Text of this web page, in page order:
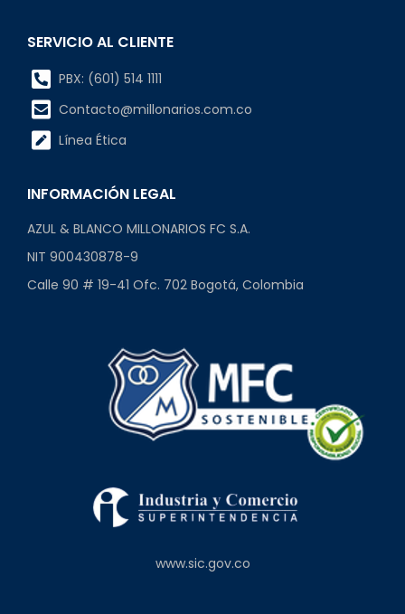
SERVICIO AL CLIENTE
PBX: (601) 514 1111
Contacto@millonarios.com.co
Línea Ética
INFORMACIÓN LEGAL
AZUL & BLANCO MILLONARIOS FC S.A.
NIT 900430878-9
Calle 90 # 19-41 Ofc. 702 Bogotá, Colombia
www.sic.gov.co